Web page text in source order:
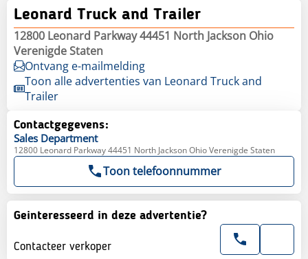
Leonard Truck and Trailer
12800 Leonard Parkway 44451 North Jackson Ohio
Verenigde Staten
Ontvang e-mailmelding
Toon alle advertenties van Leonard Truck and
Trailer
Contactgegevens:
Sales Department
12800 Leonard Parkway 44451 North Jackson Ohio Verenigde Staten
Toon telefoonnummer
Geinteresseerd in deze advertentie?
Contacteer verkoper